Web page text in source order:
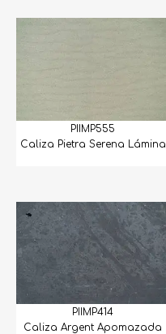
Limestone
Ovalines y Jaboneras
Piedra Arqueológica
Piedras Varias
Pizarra
Porcelánicos
Sandstone
PIIMP555
Caliza Pietra Serena Lámina
PIIMP414
Caliza Argent Apomazada